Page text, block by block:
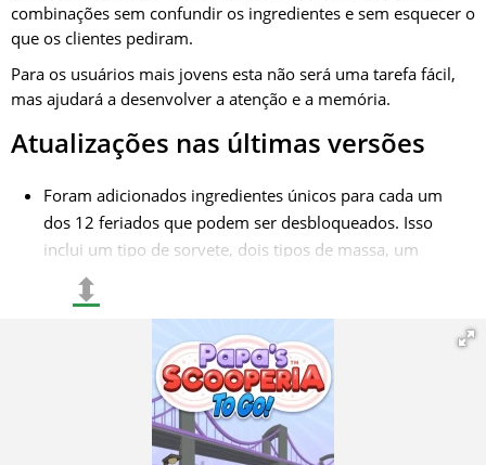
combinações sem confundir os ingredientes e sem esquecer o
que os clientes pediram.
Para os usuários mais jovens esta não será uma tarefa fácil,
mas ajudará a desenvolver a atenção e a memória.
Atualizações nas últimas versões
Foram adicionados ingredientes únicos para cada um
dos 12 feriados que podem ser desbloqueados. Isso
inclui um tipo de sorvete, dois tipos de massa, um
shaker, um recheio e um xarope para cada feriado. A
ordem de desbloqueio dos ingredientes é a seguinte:
sorvete, shaker, recheio, xarope, massa;
Adesivos para desbloquear novos trajes para seus
clientes. Isso adiciona um elemento de coleção e
permite personalizar a aparência dos personagens;
Móveis musicais podem ser colocados para que três ou
⬍